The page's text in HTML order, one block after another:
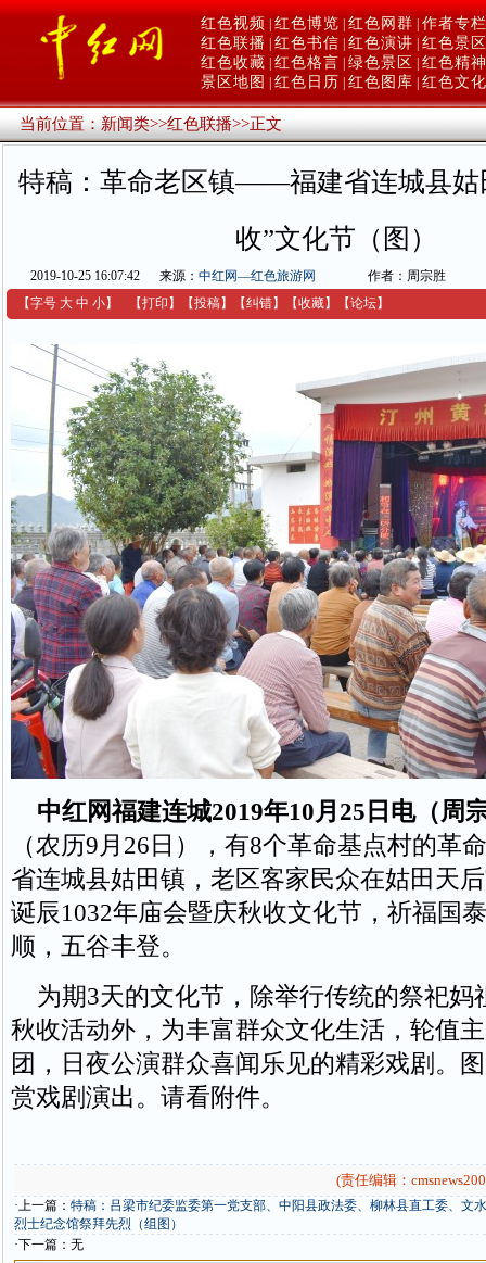
红色视频 红色博览 红色网群 作者专栏
红色联播 红色书信 红色演讲 红色景区
红色收藏 红色格言 绿色景区
红色精神
景区地图
红色日历 红色图库 红色文化
当前位置：新闻类>>红色联播>>正文
特稿：革命老区镇——福建省连城县姑
收”文化节（图）
2019-10-25 16:07:42 来源： 中红网—红色旅游网
作者：周宗胜
【字号 大 中 小】 【打印 】 【投稿】 【纠错】 【收藏】 【论坛】
中红网福建连城2019年10月25日电（周
（农历9月26日），有8个革命基点村的
省连城县姑田镇，老区客家民众在姑田天
诞辰1032年庙会暨庆秋收文化节，祈福国
顺，五谷丰登。
为期3天的文化节，除举行传统的祭祀妈
秋收活动外，为丰富群众文化生活，轮值
团，日夜公演群众喜闻乐见的精彩戏剧。
赏戏剧演出。请看附件。
(责任编辑：
·上一篇： 特稿：吕梁市纪委监委第一党支部、中阳县政法委、柳林县直工委、文
烈士纪念馆祭拜先烈（组图）
·下一篇：无